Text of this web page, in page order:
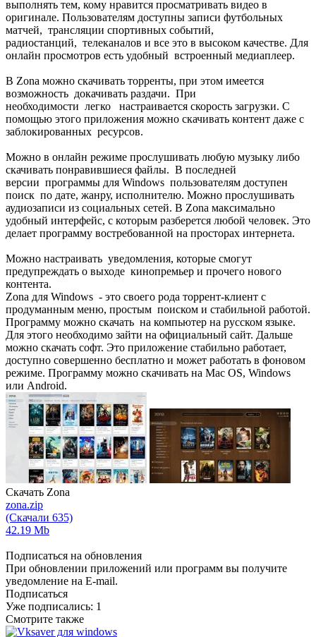
выполнять тем, кому нравится просматривать видео в
оригинале. Пользователям доступны записи футбольных
матчей, трансляции спортивных событий,
радиостанций, телеканалов и все это в высоком качестве. Для
онлайн просмотров есть удобный встроенный медиаплеер.
В Zona можно скачивать торренты, при этом имеется
возможность докачивать раздачи. При
необходимости легко настраивается скорость загрузки. С
помощью этого приложения можно скачивать контент даже с
заблокированных ресурсов.
Можно в онлайн режиме прослушивать любую музыку либо
скачивать понравившиеся файлы. В последней
версии программы для Windows пользователям доступен
поиск по дате, жанру, исполнителю. Можно прослушивать
аудиозаписи из социальных сетей. В Zona максимально
удобный интерфейс, с которым разберется любой человек. Это
делает программу востребованной на просторах интернета.
Можно настраивать уведомления, которые смогут
предупреждать о выходе кинопремьер и прочего нового
контента.
Zona для Windows - это своего рода торрент-клиент с
продуманным меню, простым поиском и стабильной работой.
Программу можно скачать на компьютер на русском языке.
Для этого необходимо зайти на официальный сайт. Дальше
можно скачать софт. Это приложение стабильно работает,
доступно совершенно бесплатно и может работать в фоновом
режиме. Программу можно скачивать на Mac OS, Windows
или Android.
Скачать Zona
zona.zip
(Скачали 635)
42.19 Mb
Подписаться на обновления
При обновлении приложений или программ вы получите
уведомление на E-mail.
Подписаться
Уже подписались: 1
Смотрите также